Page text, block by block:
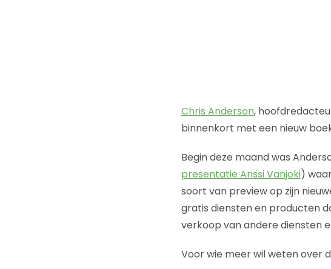
Chris Anderson,
binnenkort met een nieuw
Begin deze maand was
presentatie Anssi Vanjoki)
soort van preview op zijn
gratis diensten en producten
verkoop van andere diensten
Voor wie meer wil weten over